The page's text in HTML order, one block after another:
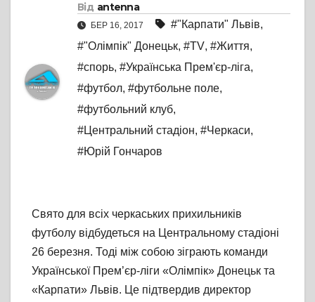
Від antenna
БЕР 16, 2017 #"Карпати" Львів,
#"Олімпік" Донецьк, #TV, #Життя,
#спорь, #Українська Прем'єр-ліга,
#футбол, #футбольне поле,
#футбольний клуб,
#Центральний стадіон, #Черкаси,
#Юрій Гончаров
Свято для всіх черкаських прихильників
футболу відбудеться на Центральному стадіоні
26 березня. Тоді між собою зіграють команди
Української Прем’єр-ліги «Олімпік» Донецьк та
«Карпати» Львів. Це підтвердив директор